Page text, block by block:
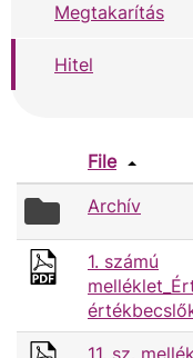
Megtakarítás
Hitel
File
folder
Archív
1. számú
11. sz.